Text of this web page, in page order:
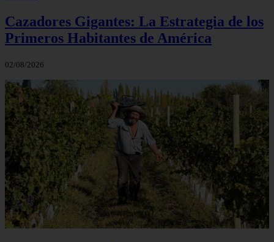
Cazadores Gigantes: La Estrategia de los
Primeros Habitantes de América
02/08/2026